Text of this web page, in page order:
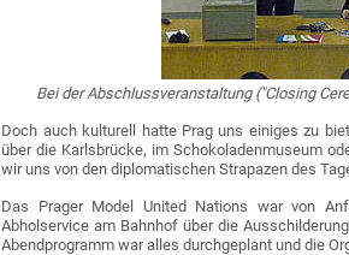
Bei der Abschlussveranstaltung ("Closing
Doch auch kulturell hatte Prag uns einiges zu
über die Karlsbrücke, im Schokoladenmuseum
wir uns von den diplomatischen Strapazen des
Das Prager Model United Nations war von
Abholservice am Bahnhof über die
Abendprogramm war alles durchgeplant und die